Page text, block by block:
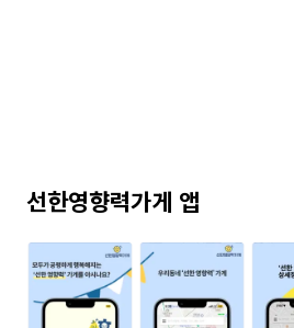
선한영향력가게 앱